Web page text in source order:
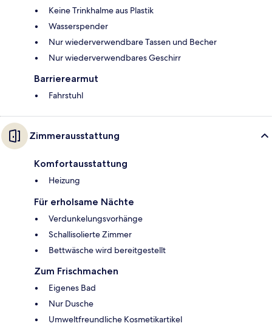
Keine Trinkhalme aus Plastik
Wasserspender
Nur wiederverwendbare Tassen und Becher
Nur wiederverwendbares Geschirr
Barrierearmut
Fahrstuhl
Zimmerausstattung
Komfortausstattung
Heizung
Für erholsame Nächte
Verdunkelungsvorhänge
Schallisolierte Zimmer
Bettwäsche wird bereitgestellt
Zum Frischmachen
Eigenes Bad
Nur Dusche
Umweltfreundliche Kosmetikartikel